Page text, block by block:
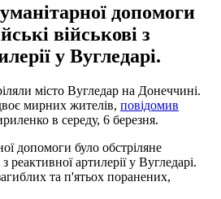
допомоги
військові з
у Вугледарі.
місто Вугледар на Донеччині.
мирних жителів, повідомив
в середу, 6 березня.
допомоги було обстріляне
артилерії у Вугледарі.
та п'ятьох поранених,